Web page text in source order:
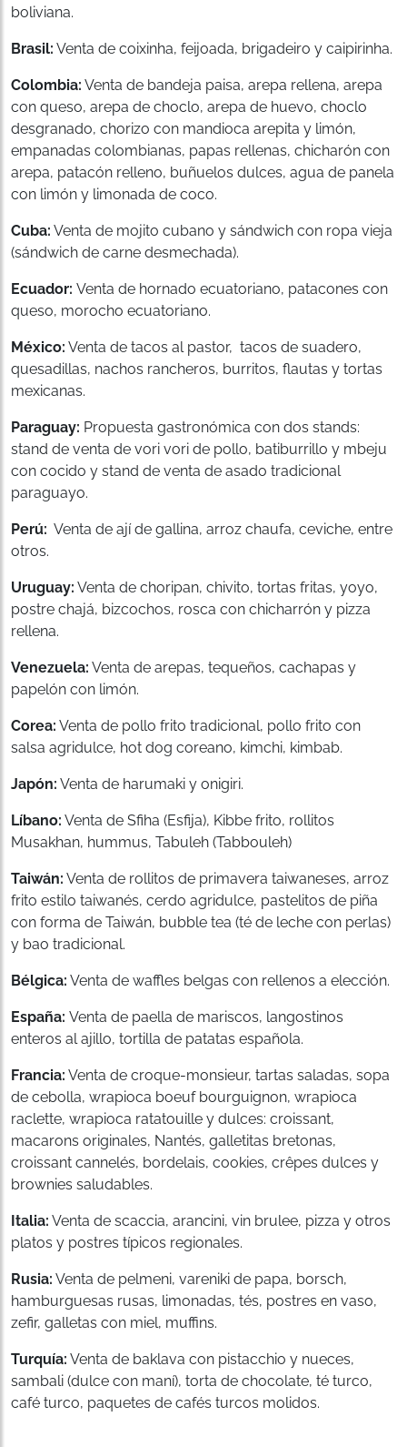
boliviana.
Brasil: Venta de coixinha, feijoada, brigadeiro y caipirinha.
Colombia: Venta de bandeja paisa, arepa rellena, arepa
con queso, arepa de choclo, arepa de huevo, choclo
desgranado, chorizo con mandioca arepita y limón,
empanadas colombianas, papas rellenas, chicharón con
arepa, patacón relleno, buñuelos dulces, agua de panela
con limón y limonada de coco.
Cuba: Venta de mojito cubano y sándwich con ropa vieja
(sándwich de carne desmechada).
Ecuador: Venta de hornado ecuatoriano, patacones con
queso, morocho ecuatoriano.
México: Venta de tacos al pastor, tacos de suadero,
quesadillas, nachos rancheros, burritos, flautas y tortas
mexicanas.
Paraguay: Propuesta gastronómica con dos stands:
stand de venta de vori vori de pollo, batiburrillo y mbeju
con cocido y stand de venta de asado tradicional
paraguayo.
Perú: Venta de ají de gallina, arroz chaufa, ceviche, entre
otros.
Uruguay: Venta de choripan, chivito, tortas fritas, yoyo,
postre chajá, bizcochos, rosca con chicharrón y pizza
rellena.
Venezuela: Venta de arepas, tequeños, cachapas y
papelón con limón.
Corea: Venta de pollo frito tradicional, pollo frito con
salsa agridulce, hot dog coreano, kimchi, kimbab.
Japón: Venta de harumaki y onigiri.
Líbano: Venta de Sfiha (Esfija), Kibbe frito, rollitos
Musakhan, hummus, Tabuleh (Tabbouleh)
Taiwán: Venta de rollitos de primavera taiwaneses, arroz
frito estilo taiwanés, cerdo agridulce, pastelitos de piña
con forma de Taiwán, bubble tea (té de leche con perlas)
y bao tradicional.
Bélgica: Venta de waffles belgas con rellenos a elección.
España: Venta de paella de mariscos, langostinos
enteros al ajillo, tortilla de patatas española.
Francia: Venta de croque-monsieur, tartas saladas, sopa
de cebolla, wrapioca boeuf bourguignon, wrapioca
raclette, wrapioca ratatouille y dulces: croissant,
macarons originales, Nantés, galletitas bretonas,
croissant cannelés, bordelais, cookies, crêpes dulces y
brownies saludables.
Italia: Venta de scaccia, arancini, vin brulee, pizza y otros
platos y postres típicos regionales.
Rusia: Venta de pelmeni, vareniki de papa, borsch,
hamburguesas rusas, limonadas, tés, postres en vaso,
zefir, galletas con miel, muffins.
Turquía: Venta de baklava con pistacchio y nueces,
sambali (dulce con maní), torta de chocolate, té turco,
café turco, paquetes de cafés turcos molidos.